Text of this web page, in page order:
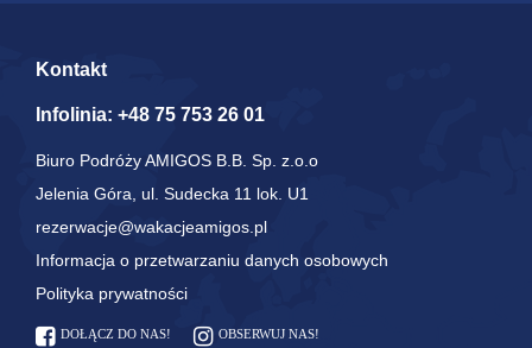
Kontakt
Infolinia: +48 75 753 26 01
Biuro Podróży AMIGOS B.B. Sp. z.o.o
Jelenia Góra, ul. Sudecka 11 lok. U1
rezerwacje@wakacjeamigos.pl
Informacja o przetwarzaniu danych osobowych
Polityka prywatności
DOŁĄCZ DO NAS! OBSERWUJ NAS!